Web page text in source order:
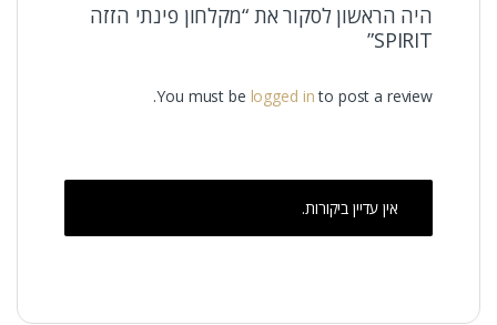
היה הראשון לסקור את “מקלחון פינתי הזזה
SPIRIT”
You must be logged into post a review.
אין עדיין ביקורות.